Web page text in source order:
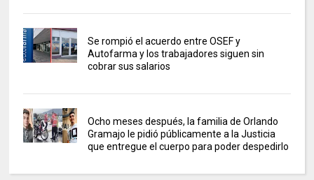
Se rompió el acuerdo entre OSEF y
Autofarma y los trabajadores siguen sin
cobrar sus salarios
Ocho meses después, la familia de Orlando
Gramajo le pidió públicamente a la Justicia
que entregue el cuerpo para poder despedirlo